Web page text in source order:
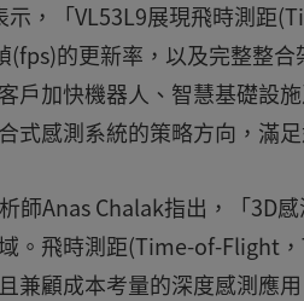
，「VL53L9展現飛時測距
(fps)的更新率，以及完整整
戶加快機器人、智慧基礎設
式感測系統的策略方向，滿足
師Anas Chalak指出，「3D
。飛時測距(Time-of-Flight
兼顧成本考量的深度感測應